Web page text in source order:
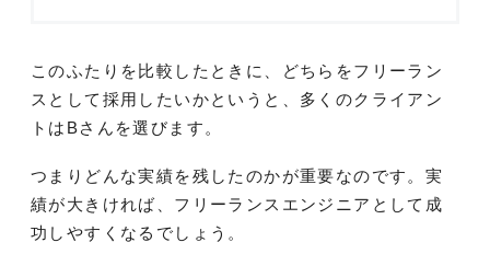
このふたりを比較したときに、どちらをフリーラン
スとして採用したいかというと、多くのクライアン
トはBさんを選びます。
つまりどんな実績を残したのかが重要なのです。実
績が大きければ、フリーランスエンジニアとして成
功しやすくなるでしょう。